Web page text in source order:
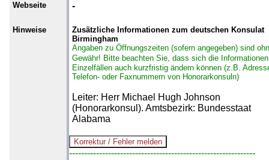
Webseite -
Hinweise
Zusätzliche Informationen zum deutschen Konsulat
Birmingham
Angaben zu Öffnungszeiten (sofern angegeben) sind
Gewähr! Bitte beachten Sie, dass sich die
Einzelfällen auch kurzfristig ändern können (z.B.
Telefon- oder Faxnummern von Honorarkonsuln)
Leiter: Herr Michael Hugh Johnson
(Honorarkonsul). Amtsbezirk: Bundesstaat
Alabama
--------------------------------------------------------------